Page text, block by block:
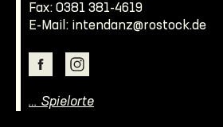
Fax: 0381 381-4619
E-Mail: intendanz@rostock.de
… Spielorte